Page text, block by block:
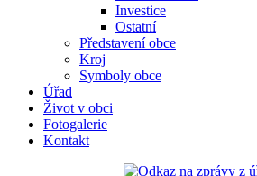
Investice
Ostatní
Představení obce
Kroj
Symboly obce
Úřad
Život v obci
Fotogalerie
Kontakt